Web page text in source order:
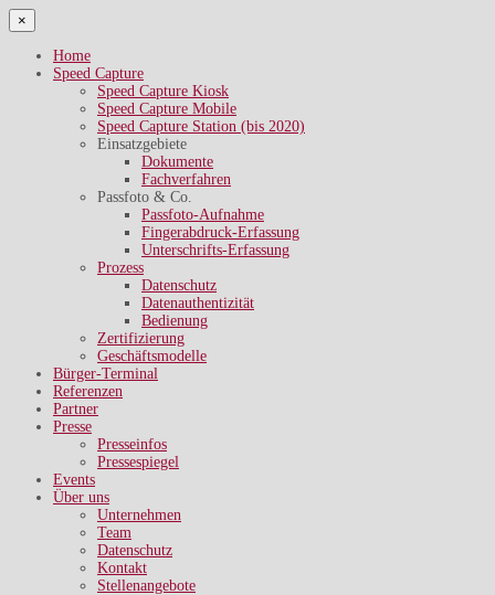
×
Home
Speed Capture
Speed Capture Kiosk
Speed Capture Mobile
Speed Capture Station (bis 2020)
Einsatzgebiete
Dokumente
Fachverfahren
Passfoto & Co.
Passfoto-Aufnahme
Fingerabdruck-Erfassung
Unterschrifts-Erfassung
Prozess
Datenschutz
Datenauthentizität
Bedienung
Zertifizierung
Geschäftsmodelle
Bürger-Terminal
Referenzen
Partner
Presse
Presseinfos
Pressespiegel
Events
Über uns
Unternehmen
Team
Datenschutz
Kontakt
Stellenangebote